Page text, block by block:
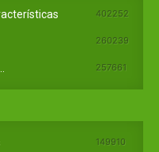
402252
260239
257661
149910